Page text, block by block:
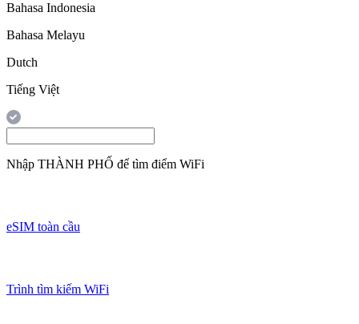
Bahasa Indonesia
Bahasa Melayu
Dutch
Tiếng Việt
Nhập THÀNH PHỐ để tìm điểm WiFi
eSIM toàn cầu
Trình tìm kiếm WiFi